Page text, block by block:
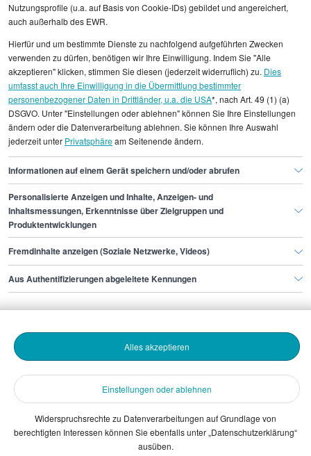
statistischen Erhebungen durch StepStone. Es sind
Durchschnittswerte und die Angaben können nicht
einzelnen Stellenangeboten zugeordnet werden.
Gehaltsinformationen
Bildung
Pädagogische Hilfskraft
Finde den Job,
der zu dir passt.
Bewerbende
The Stepstone Group GmbH © 2026
Nutzungsprofile (u.a. auf Basis von Cookie-IDs) gebildet und angereichert,
auch außerhalb des EWR.
Hierfür und um bestimmte Dienste zu nachfolgend aufgeführten Zwecken
verwenden zu dürfen, benötigen wir Ihre Einwilligung. Indem Sie "Alle
akzeptieren" klicken, stimmen Sie diesen (jederzeit widerruflich) zu. Dies
umfasst auch Ihre Einwilligung in die Übermittlung bestimmter
personenbezogener Daten in Drittländer, u.a. die USA*, nach Art. 49 (1) (a)
DSGVO. Unter "Einstellungen oder ablehnen" können Sie Ihre Einstellungen
ändern oder die Datenverarbeitung ablehnen. Sie können Ihre Auswahl
jederzeit unter Privatsphäream Seitenende ändern.
Informationen auf einem Gerät speichern und/oder abrufen
Personalisierte Anzeigen und Inhalte, Anzeigen- und
Inhaltsmessungen, Erkenntnisse über Zielgruppen und
Produktentwicklungen
Fremdinhalte anzeigen (Soziale Netzwerke, Videos)
Aus Authentifizierungen abgeleitete Kennungen
Einstellungen oder ablehnen
Alles akzeptieren
Widerspruchsrechte zu Datenverarbeitungen auf Grundlage von
berechtigten Interessen können Sie ebenfalls unter „Datenschutzerklärung“
ausüben.